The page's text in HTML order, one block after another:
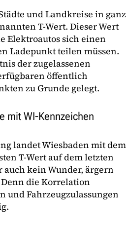
und Landkreise in ganz
T-Wert. Dieser Wert
Elektroautos sich einen
Ladepunkt teilen müssen.
der zugelassenen
öffentlich
zu Grunde gelegt.
mit WI-Kennzeichen
landet Wiesbaden mit dem
T-Wert auf dem letzten
auch kein Wunder, ärgern
die Korrelation
und Fahrzeugzulassungen